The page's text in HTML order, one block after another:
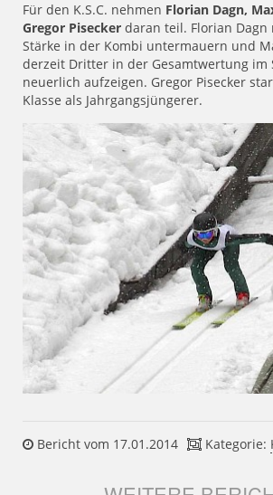
Für den K.S.C. nehmen Florian Dagn,
Gregor Pisecker daran teil. Florian Dagn
Stärke in der Kombi untermauern und
derzeit Dritter in der Gesamtwertung im
neuerlich aufzeigen. Gregor Pisecker
Klasse als Jahrgangsjüngerer.
Bericht vom 17.01.2014 Kategorie: